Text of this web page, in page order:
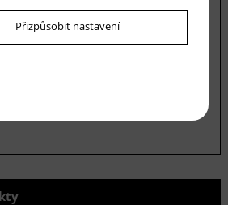
zásadami ochranyosobních
Přizpůsobit nastavení